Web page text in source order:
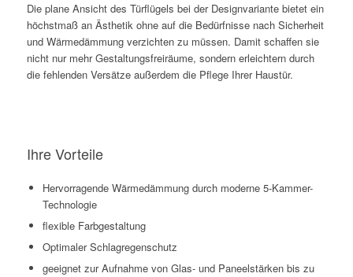
Die plane Ansicht des Türflügels bei der Designvariante bietet ein
höchstmaß an Ästhetik ohne auf die Bedürfnisse nach Sicherheit
und Wärmedämmung verzichten zu müssen. Damit schaffen sie
nicht nur mehr Gestaltungsfreiräume, sondern erleichtern durch
die fehlenden Versätze außerdem die Pflege Ihrer Haustür.
Ihre Vorteile
Hervorragende Wärmedämmung durch moderne 5-Kammer-
Technologie
flexible Farbgestaltung
Optimaler Schlagregenschutz
geeignet zur Aufnahme von Glas- und Paneelstärken bis zu